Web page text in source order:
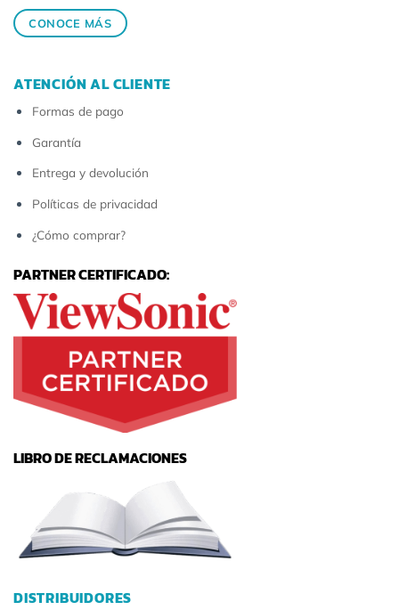
CONOCE MÁS
ATENCIÓN AL CLIENTE
Formas de pago
Garantía
Entrega y devolución
Políticas de privacidad
¿Cómo comprar?
PARTNER CERTIFICADO:
LIBRO DE RECLAMACIONES
DISTRIBUIDORES